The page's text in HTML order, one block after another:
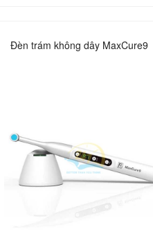
Đèn trám không dây MaxCure9